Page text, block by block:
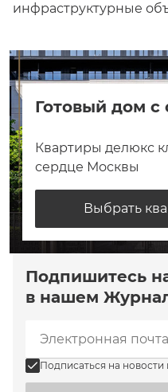
инфраструктурные
Готовый дом с
Квартиры делюкс
сердце Москвы
Выбрать
Подпишитесь
в нашем
Подписаться на